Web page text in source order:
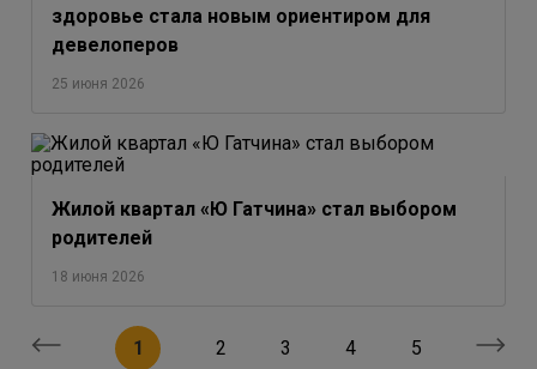
здоровье стала новым ориентиром для
девелоперов
25 июня 2026
Жилой квартал «Ю Гатчина» стал выбором
родителей
18 июня 2026
1 2 3 4 5